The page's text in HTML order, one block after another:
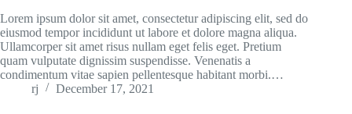
Lorem ipsum dolor sit amet, consectetur adipiscing elit, sed do
eiusmod tempor incididunt ut labore et dolore magna aliqua.
Ullamcorper sit amet risus nullam eget felis eget. Pretium
quam vulputate dignissim suspendisse. Venenatis a
condimentum vitae sapien pellentesque habitant morbi.…
rj
December 17, 2021